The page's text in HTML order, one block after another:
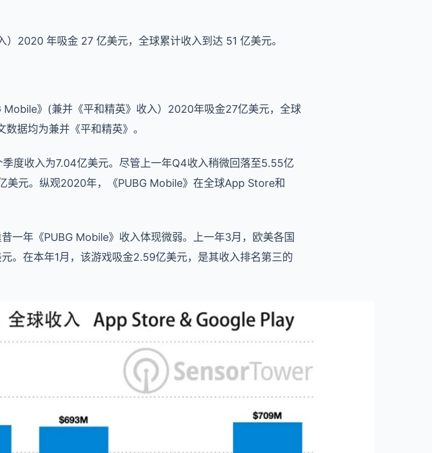
2020 年吸金 27 亿美元，全球累计收入到达 51 亿美元。
》(兼并《平和精英》收入）2020年吸金27亿美元，全球
据均为兼并《平和精英》。
度收入为7.04亿美元。尽管上一年Q4收入稍微回落至5.55亿
美元。纵观2020年，《PUBG Mobile》在全球App Store和
一年《PUBG Mobile》收入体现微弱。上一年3月，欧美各国
。在本年1月，该游戏吸金2.59亿美元，是其收入排名第三的